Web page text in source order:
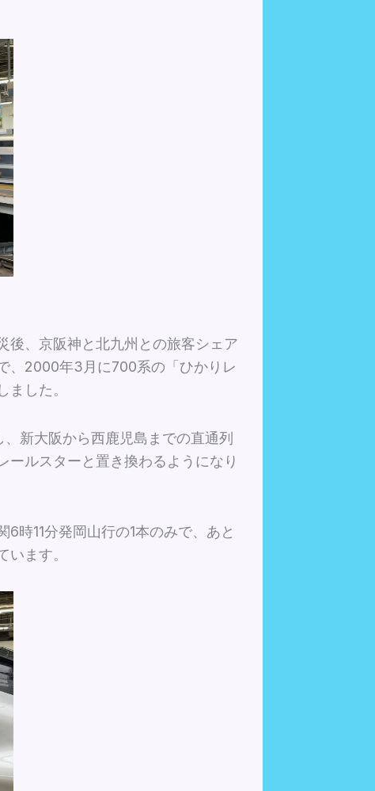
後、京阪神と北九州との旅客シェア
、2000年3月に700系の「ひかりレ
した。
新大阪から西鹿児島までの直通列
ールスターと置き換わるようになり
時11分発岡山行の1本のみで、あと
ます。